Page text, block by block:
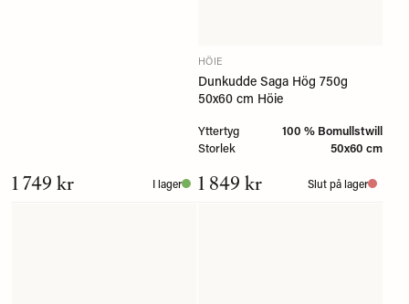
1 749 kr I lager
HÖIE
Dunkudde Saga Hög 750g
50x60 cm Höie
Yttertyg
100 % Bomullstwill
Storlek
50x60 cm
1 849 kr Slut på lager